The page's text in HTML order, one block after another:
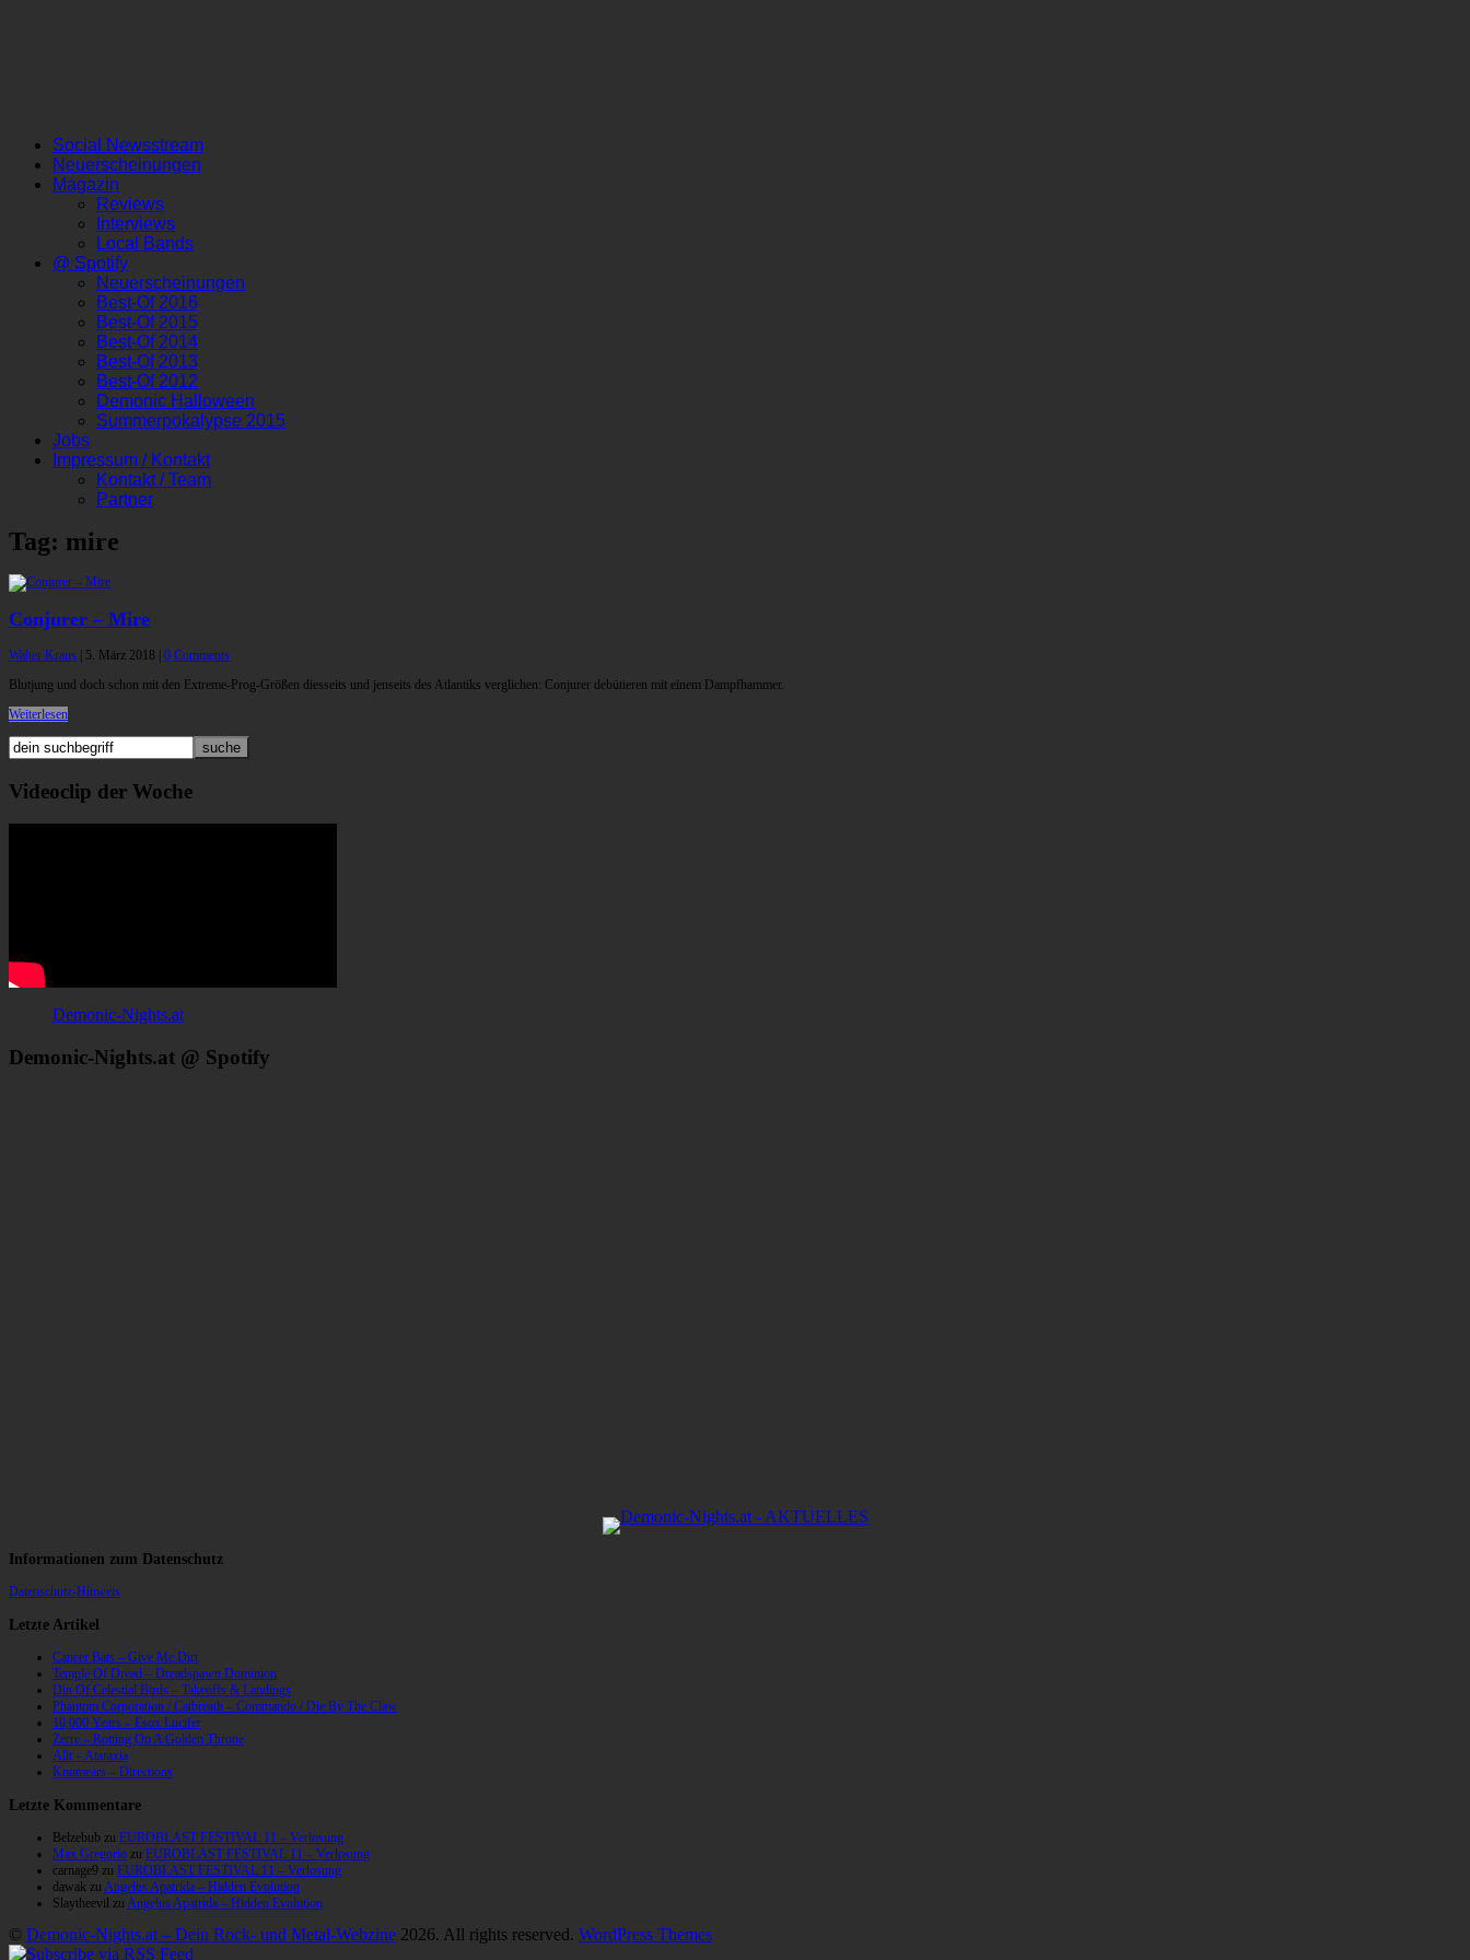
Social Newsstream
Neuerscheinungen
Magazin
Reviews
Interviews
Local Bands
@ Spotify
Neuerscheinungen
Best-Of 2016
Best-Of 2015
Best-Of 2014
Best-Of 2013
Best-Of 2012
Demonic Halloween
Summerpokalypse 2015
Jobs
Impressum / Kontakt
Kontakt / Team
Partner
Tag: mire
Conjurer – Mire
Walter Kraus 5. März 2018 0 Comments
Blutjung und doch schon mit den Extreme-Prog-Größen diesseits und jenseits des Atlantiks verglichen: Conjurer debütieren mit einem Dampfhammer.
Weiterlesen
Videoclip der Woche
Demonic-Nights.at
Demonic-Nights.at @ Spotify
Informationen zum Datenschutz
Datenschutz-Hinweis
Letzte Artikel
Cancer Bats – Give Me Dirt
Temple Of Dread – Dreadspawn Dominion
Din Of Celestial Birds – Takeoffs & Landings
Phantom Corporation / Catbreath – Commando / Die By The Claw
10,000 Years – Esox Lucifer
Zerre – Rotting On A Golden Throne
Allt – Ataraxia
Knumears – Directions
Letzte Kommentare
Belzebub zu EUROBLAST FESTIVAL 11 – Verlosung
Max Gregorio zu EUROBLAST FESTIVAL 11 – Verlosung
carnage9 zu EUROBLAST FESTIVAL 11 – Verlosung
dawak zu Angelus Apatrida – Hidden Evolution
Slaytheevil zu Angelus Apatrida – Hidden Evolution
© Demonic-Nights.at – Dein Rock- und Metal-Webzine 2026. All rights reserved. WordPress Themes